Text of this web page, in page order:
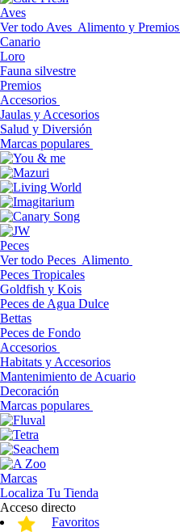
Aves
Ver todo Aves Alimento y Premios
Canario
Loro
Fauna silvestre
Premios
Accesorios
Jaulas y Accesorios
Salud y Diversión
Marcas populares
Peces
Ver todo Peces Alimento
Peces Tropicales
Goldfish y Kois
Peces de Agua Dulce
Bettas
Peces de Fondo
Accesorios
Habitats y Accesorios
Mantenimiento de Acuario
Decoración
Marcas populares
Marcas
Localiza Tu Tienda
Acceso directo
Favoritos